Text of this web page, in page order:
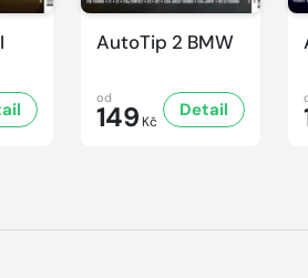
AutoTip 2 BMW
od
149 Kč
Detail